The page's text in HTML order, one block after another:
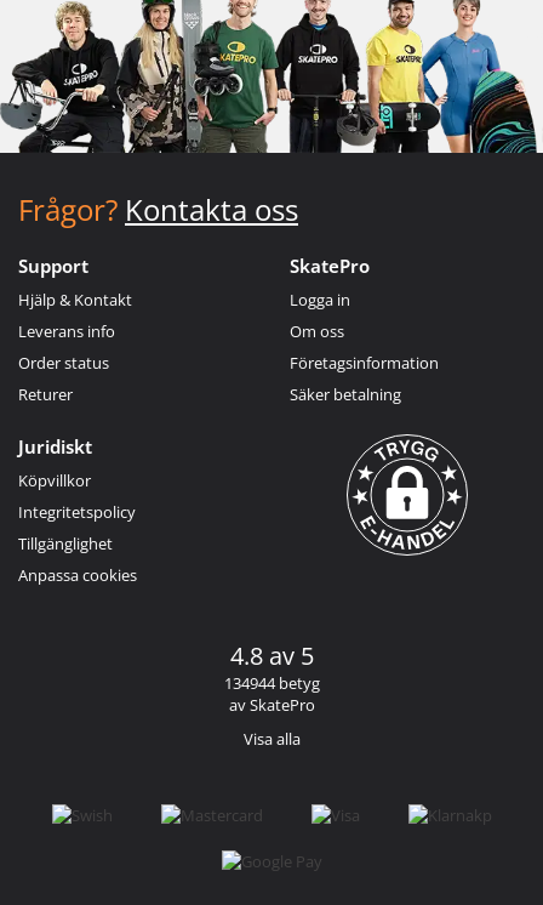
Frågor? Kontakta oss
Support
Hjälp & Kontakt
Leverans info
Order status
Returer
SkatePro
Logga in
Om oss
Företagsinformation
Säker betalning
Juridiskt
Köpvillkor
Integritetspolicy
Tillgänglighet
Anpassa cookies
4.8 av 5
134944 betyg
av SkatePro
Visa alla